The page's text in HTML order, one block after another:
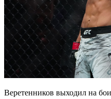
Веретенников выходил на